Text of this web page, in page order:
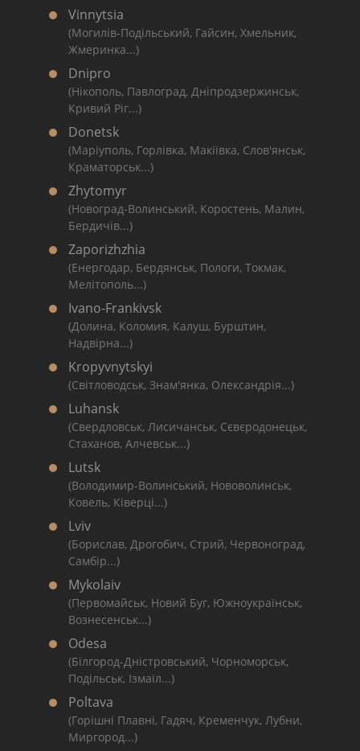
Vinnytsia
(Могилів-Подільський, Гайсин, Хмельник,
Жмеринка...)
Dnipro
(Нікополь, Павлоград, Дніпродзержинськ,
Кривий Ріг...)
Donetsk
(Маріуполь, Горлівка, Макіївка, Слов'янськ,
Краматорськ...)
Zhytomyr
(Новоград-Волинський, Коростень, Малин,
Бердичів...)
Zaporizhzhia
(Енергодар, Бердянськ, Пологи, Токмак,
Мелітополь...)
Ivano-Frankivsk
(Долина, Коломия, Калуш, Бурштин,
Надвірна...)
Kropyvnytskyi
(Світловодськ, Знам'янка, Олександрія...)
Luhansk
(Свердловськ, Лисичанськ, Сєвєродонецьк,
Стаханов, Алчевськ...)
Lutsk
(Володимир-Волинський, Нововолинськ,
Ковель, Ківерці...)
Lviv
(Борислав, Дрогобич, Стрий, Червоноград,
Самбір...)
Mykolaiv
(Первомайськ, Новий Буг, Южноукраїнськ,
Вознесенськ...)
Odesa
(Білгород-Дністровський, Чорноморськ,
Подільськ, Ізмаїл...)
Poltava
(Горішні Плавні, Гадяч, Кременчук, Лубни,
Миргород...)